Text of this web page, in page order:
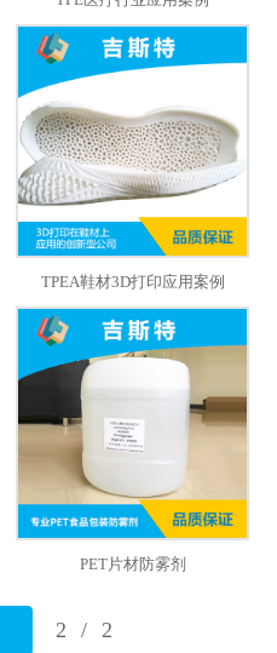
TPEA鞋材3D打印应用案例
PET片材防雾剂
2 / 2